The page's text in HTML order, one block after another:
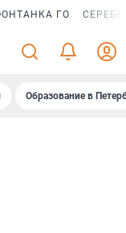
ГО
Образование в